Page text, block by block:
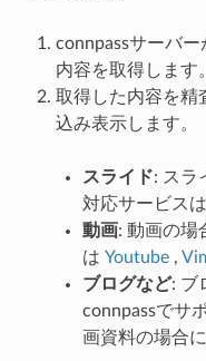
connpassサーバ
内容を取得します。
取得した内容を精
込み表示します。
スライド: スラ
対応サービスは
動画: 動画の場
は Youtube,
ブログなど: ブ
connpassでサ
画資料の場合